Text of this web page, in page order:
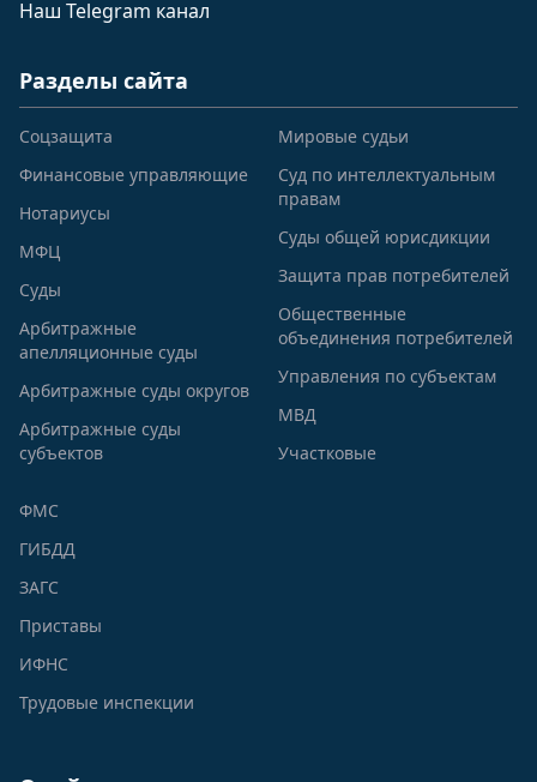
Наш Telegram канал
Разделы сайта
Соцзащита
Финансовые управляющие
Нотариусы
МФЦ
Суды
Арбитражные
апелляционные суды
Арбитражные суды округов
Арбитражные суды
субъектов
Мировые судьи
Суд по интеллектуальным
правам
Суды общей юрисдикции
Защита прав потребителей
Общественные
объединения потребителей
Управления по субъектам
МВД
Участковые
ФМС
ГИБДД
ЗАГС
Приставы
ИФНС
Трудовые инспекции